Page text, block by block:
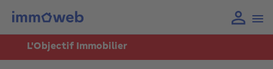
L'Objectif Immobilier